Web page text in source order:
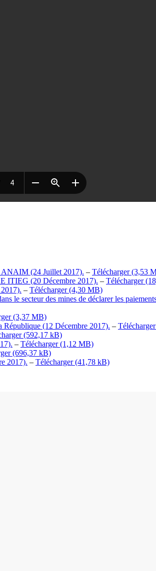
ANAIM (24 Juillet 2017). – Télécharger
ITIEG (20 Décembre 2017). – Télécharger
– Télécharger
le secteur des mines de déclarer les
(12 Décembre 2017). – Télécharger
– Télécharger
2017). – Télécharger